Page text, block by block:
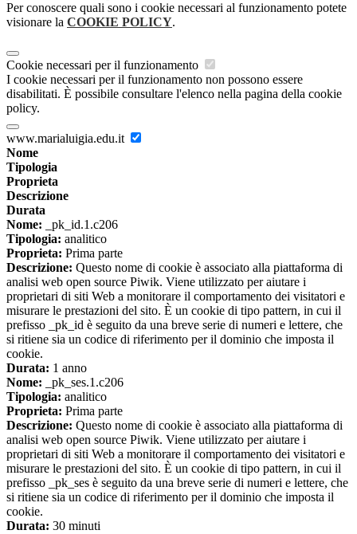
Per conoscere quali sono i cookie necessari al funzionamento potete
visionare la COOKIE POLICY.
Cookie necessari per il funzionamento
I cookie necessari per il funzionamento non possono essere
disabilitati. È possibile consultare l'elenco nella pagina della cookie
policy.
www.marialuigia.edu.it
Nome
Tipologia
Proprieta
Descrizione
Durata
Nome: _pk_id.1.c206
Tipologia: analitico
Proprieta: Prima parte
Descrizione: Questo nome di cookie è associato alla piattaforma di
analisi web open source Piwik. Viene utilizzato per aiutare i
proprietari di siti Web a monitorare il comportamento dei visitatori e
misurare le prestazioni del sito. È un cookie di tipo pattern, in cui il
prefisso _pk_id è seguito da una breve serie di numeri e lettere, che
si ritiene sia un codice di riferimento per il dominio che imposta il
cookie.
Durata: 1 anno
Nome: _pk_ses.1.c206
Tipologia: analitico
Proprieta: Prima parte
Descrizione: Questo nome di cookie è associato alla piattaforma di
analisi web open source Piwik. Viene utilizzato per aiutare i
proprietari di siti Web a monitorare il comportamento dei visitatori e
misurare le prestazioni del sito. È un cookie di tipo pattern, in cui il
prefisso _pk_ses è seguito da una breve serie di numeri e lettere, che
si ritiene sia un codice di riferimento per il dominio che imposta il
cookie.
Durata: 30 minuti